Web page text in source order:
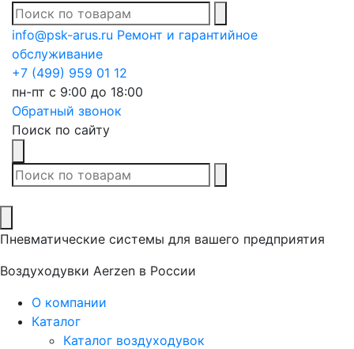
info@psk-arus.ru Ремонт и гарантийное
обслуживание
+7 (499) 959 01 12
пн-пт с 9:00 до 18:00
Обратный звонок
Поиск по сайту
Пневматические системы для вашего предприятия
Воздуходувки Aerzen в России
О компании
Каталог
Каталог воздуходувок